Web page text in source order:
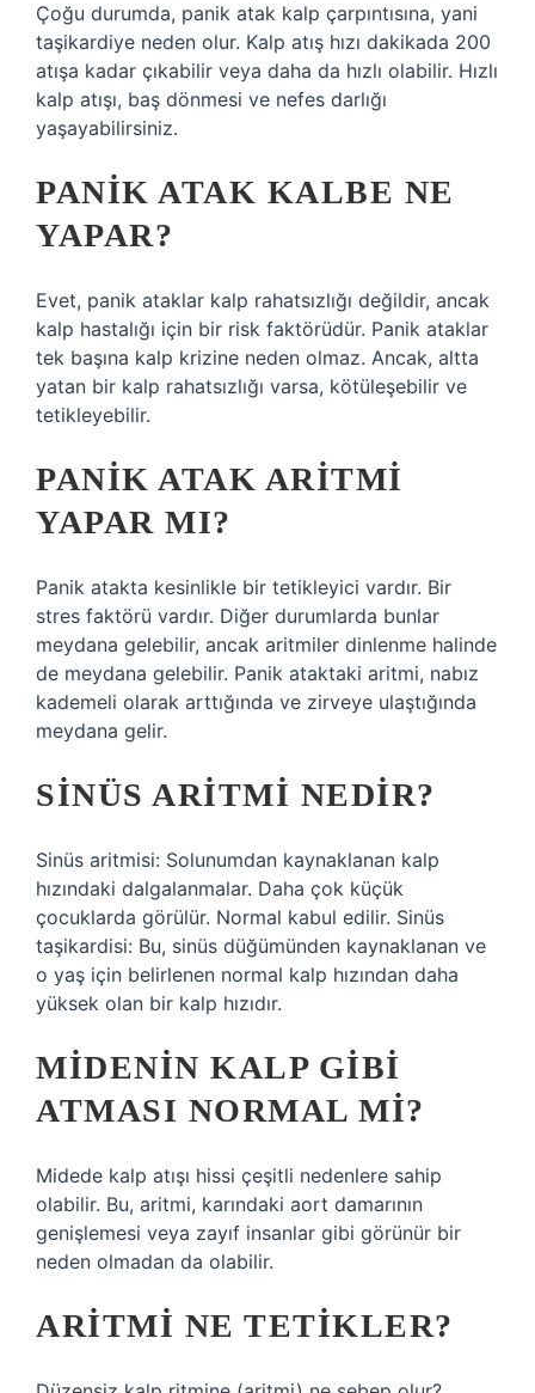
Çoğu durumda, panik atak kalp çarpıntısına, yani
taşikardiye neden olur. Kalp atış hızı dakikada 200
atışa kadar çıkabilir veya daha da hızlı olabilir. Hızlı
kalp atışı, baş dönmesi ve nefes darlığı
yaşayabilirsiniz.
PANIK ATAK KALBE NE
YAPAR?
Evet, panik ataklar kalp rahatsızlığı değildir, ancak
kalp hastalığı için bir risk faktörüdür. Panik ataklar
tek başına kalp krizine neden olmaz. Ancak, altta
yatan bir kalp rahatsızlığı varsa, kötüleşebilir ve
tetikleyebilir.
PANIK ATAK ARITMI
YAPAR MI?
Panik atakta kesinlikle bir tetikleyici vardır. Bir
stres faktörü vardır. Diğer durumlarda bunlar
meydana gelebilir, ancak aritmiler dinlenme halinde
de meydana gelebilir. Panik ataktaki aritmi, nabız
kademeli olarak arttığında ve zirveye ulaştığında
meydana gelir.
SINÜS ARITMI NEDIR?
Sinüs aritmisi: Solunumdan kaynaklanan kalp
hızındaki dalgalanmalar. Daha çok küçük
çocuklarda görülür. Normal kabul edilir. Sinüs
taşikardisi: Bu, sinüs düğümünden kaynaklanan ve
o yaş için belirlenen normal kalp hızından daha
yüksek olan bir kalp hızıdır.
MIDENIN KALP GIBI
ATMASI NORMAL MI?
Midede kalp atışı hissi çeşitli nedenlere sahip
olabilir. Bu, aritmi, karındaki aort damarının
genişlemesi veya zayıf insanlar gibi görünür bir
neden olmadan da olabilir.
ARITMI NE TETIKLER?